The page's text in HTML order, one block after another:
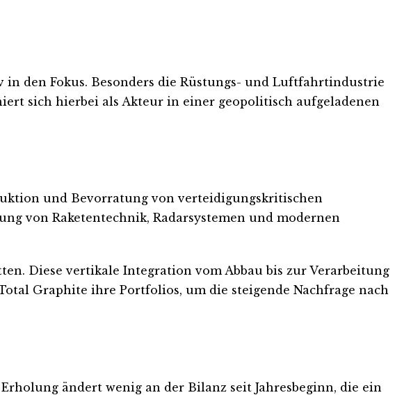
den Fokus. Besonders die Rüstungs- und Luftfahrtindustrie
sich hierbei als Akteur in einer geopolitisch aufgeladenen
und Bevorratung von verteidigungskritischen
von Raketentechnik, Radarsystemen und modernen
Diese vertikale Integration vom Abbau bis zur Verarbeitung
Graphite ihre Portfolios, um die steigende Nachfrage nach
ändert wenig an der Bilanz seit Jahresbeginn, die ein